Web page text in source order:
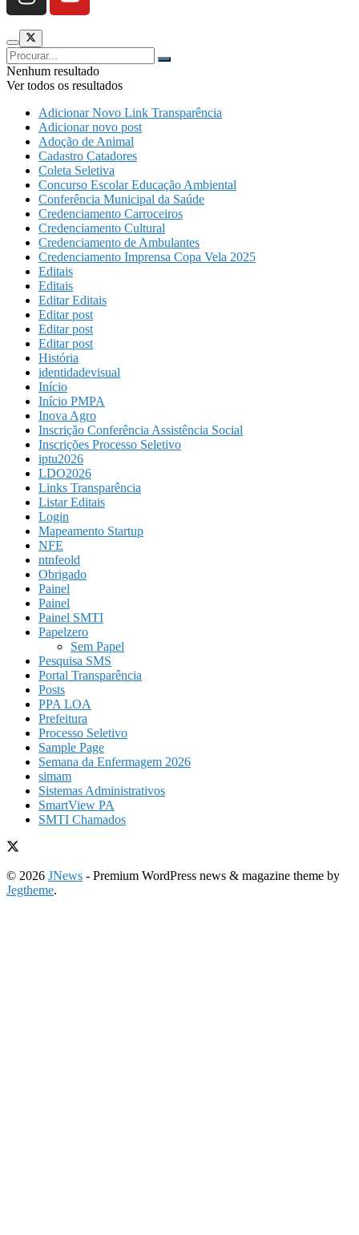
Nenhum resultado
Ver todos os resultados
Adicionar Novo Link Transparência
Adicionar novo post
Adoção de Animal
Cadastro Catadores
Coleta Seletiva
Concurso Escolar Educação Ambiental
Conferência Municipal da Saúde
Credenciamento Carroceiros
Credenciamento Cultural
Credenciamento de Ambulantes
Credenciamento Imprensa Copa Vela 2025
Editais
Editais
Editar Editais
Editar post
Editar post
Editar post
História
identidadevisual
Início
Início PMPA
Inova Agro
Inscrição Conferência Assistência Social
Inscrições Processo Seletivo
iptu2026
LDO2026
Links Transparência
Listar Editais
Login
Mapeamento Startup
NFE
ntnfeold
Obrigado
Painel
Painel
Painel SMTI
Papelzero
Sem Papel
Pesquisa SMS
Portal Transparência
Posts
PPA LOA
Prefeitura
Processo Seletivo
Sample Page
Semana da Enfermagem 2026
simam
Sistemas Administrativos
SmartView PA
SMTI Chamados
© 2026 JNews - Premium WordPress news & magazine theme by
Jegtheme.